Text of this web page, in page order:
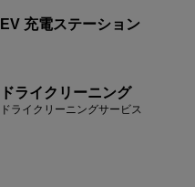
EV 充電ステーション
ドライクリーニング
ドライクリーニングサービス